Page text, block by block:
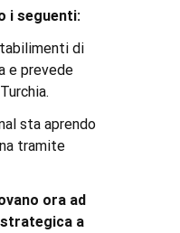
i seguenti:
di
e prevede
sta aprendo
tramite
ora ad
a